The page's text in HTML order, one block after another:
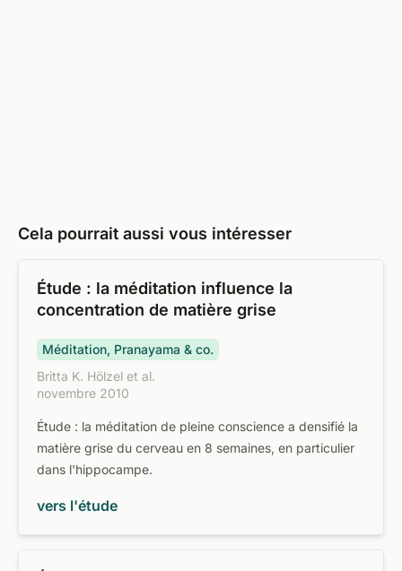
Cela pourrait aussi vous intéresser
Étude : la méditation influence la
concentration de matière grise
Méditation, Pranayama & co.
Britta K. Hölzel et al.
novembre 2010
Étude : la méditation de pleine conscience a densifié la
matière grise du cerveau en 8 semaines, en particulier
dans l'hippocampe.
vers l'étude